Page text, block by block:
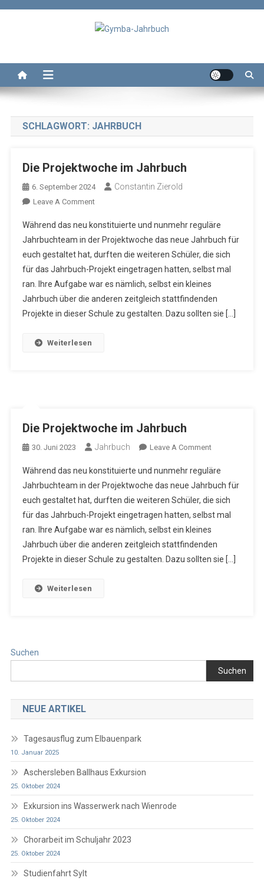
SCHLAGWORT: JAHRBUCH
Die Projektwoche im Jahrbuch
6. September 2024 Constantin Zierold
Leave A CommentOn
Projektwoche
Im
Jahrbuch
Während das neu konstituierte und nunmehr reguläre
Jahrbuchteam in der Projektwoche das neue Jahrbuch für
euch gestaltet hat, durften die weiteren Schüler, die sich
für das Jahrbuch-Projekt eingetragen hatten, selbst mal
ran. Ihre Aufgabe war es nämlich, selbst ein kleines
Jahrbuch über die anderen zeitgleich stattfindenden
Projekte in dieser Schule zu gestalten. Dazu sollten sie […]
Weiterlesen
Die Projektwoche im Jahrbuch
30. Juni 2023 Jahrbuch Leave A CommentOn
Projektwoche
Im
Jahrbuch
Während das neu konstituierte und nunmehr reguläre
Jahrbuchteam in der Projektwoche das neue Jahrbuch für
euch gestaltet hat, durften die weiteren Schüler, die sich
für das Jahrbuch-Projekt eingetragen hatten, selbst mal
ran. Ihre Aufgabe war es nämlich, selbst ein kleines
Jahrbuch über die anderen zeitgleich stattfindenden
Projekte in dieser Schule zu gestalten. Dazu sollten sie […]
Weiterlesen
Suchen
Suchen
NEUE ARTIKEL
Tagesausflug zum Elbauenpark
10. Januar 2025
Aschersleben Ballhaus Exkursion
25. Oktober 2024
Exkursion ins Wasserwerk nach Wienrode
25. Oktober 2024
Chorarbeit im Schuljahr 2023
25. Oktober 2024
Studienfahrt Sylt